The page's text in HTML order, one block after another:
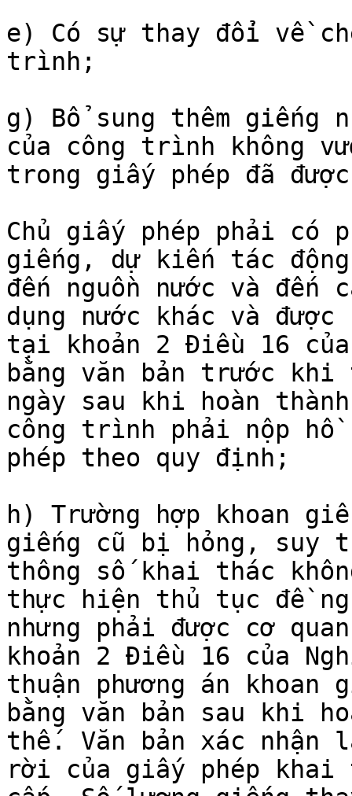
e) Có sự thay đổi về
trình;
g) Bổ sung thêm giếng
của công trình không
trong giấy phép đã
Chủ giấy phép phải có
giếng, dự kiến tác
đến nguồn nước và
dụng nước khác và
tại khoản 2 Điều 16
bằng văn bản trước
ngày sau khi hoàn
công trình phải nộp
phép theo quy định;
h) Trường hợp khoan
giếng cũ bị hỏng, suy
thông số khai thác
thực hiện thủ tục đề
nhưng phải được cơ
khoản 2 Điều 16 của
thuận phương án khoan
bằng văn bản sau khi
thế. Văn bản xác nhận
rời của giấy phép khai